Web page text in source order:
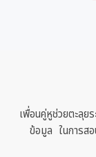
เพื่อนคู่หูช่วยตะลุ
ข้อมูล ในการสอ